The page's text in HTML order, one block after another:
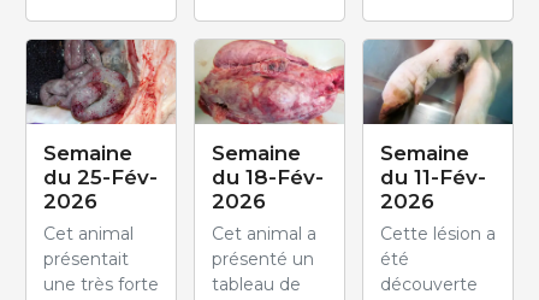
Semaine
du 25-Fév-
2026
Cet animal
présentait
une très forte
Semaine
du 18-Fév-
2026
Cet animal a
présenté un
tableau de
Semaine
du 11-Fév-
2026
Cette lésion a
été
découverte